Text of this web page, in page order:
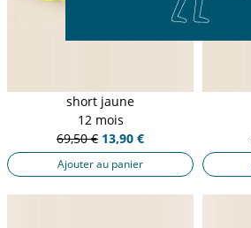
short jaune
12 mois
69,50 € 13,90 €
Ajouter au panier